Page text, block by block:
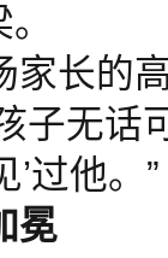
家长的
子无话
过他。”
冕